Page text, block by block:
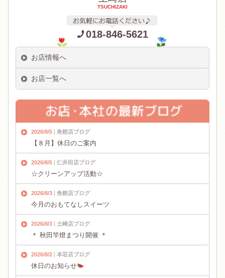
TSUCHIZAKI
018-846-5621
お店情報へ
お店一覧へ
2026/8/5 角館店ブログ
【８月】休日のご案内
2026/8/5 仁井田店ブログ
☆クリーンアップ活動☆
2026/8/3 角館店ブログ
今月のおもてなしスイーツ
2026/8/3 土崎店ブログ
＊ 秋田竿燈まつり開催 ＊
2026/8/2 本荘店ブログ
休日のお知らせ